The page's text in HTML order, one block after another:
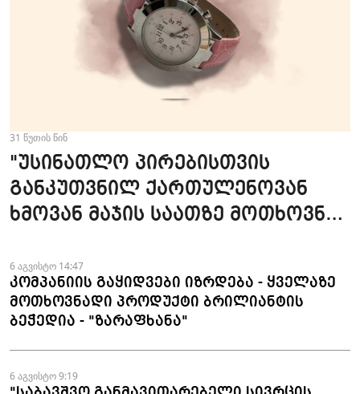
31 წუთის წინ
"უსინათლო პირებისთვის
განკუთვნილ ქართულენოვან
ხმოვან მაჯის საათზე მოთხოვნა
6 აგვისტო 14:47
კომპანიის გაყიდვები იზრდება - ყველაზე
მოთხოვნადი პროდუქტი ბრილიანტის
ბეჭედია - "ზარაფხანა"
6 აგვისტო 9:19